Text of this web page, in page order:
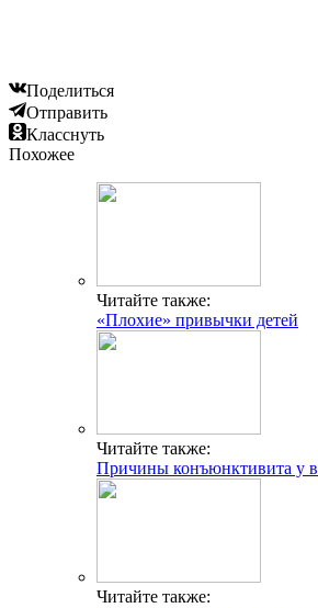
Поделиться
Отправить
Класснуть
Похожее
Читайте также:
«Плохие» привычки детей
Читайте также:
Причины конъюнктивита у
Читайте также: